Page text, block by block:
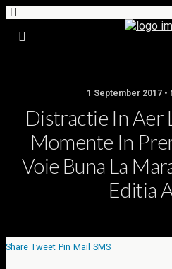
1 September 2017 •
Distractie In Aer
Momente In
Voie Buna La
Editia
Share Tweet Pin Mail SMS